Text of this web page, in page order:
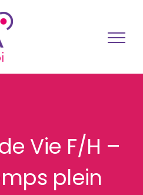
Vie F/H –
plein